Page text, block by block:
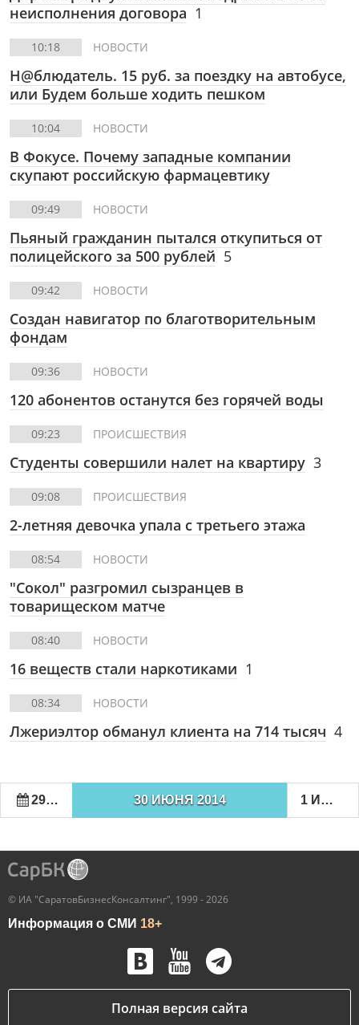
неисполнения договора 1
10:18 НОВОСТИ
Н@блюдатель. 15 руб. за поездку на автобусе,
или Будем больше ходить пешком
10:04 НОВОСТИ
В Фокусе. Почему западные компании
скупают российскую фармацевтику
09:49 НОВОСТИ
Пьяный гражданин пытался откупиться от
полицейского за 500 рублей 5
09:42 НОВОСТИ
Создан навигатор по благотворительным
фондам
09:36 НОВОСТИ
120 абонентов останутся без горячей воды
09:23 ПРОИСШЕСТВИЯ
Студенты совершили налет на квартиру 3
09:08 ПРОИСШЕСТВИЯ
2-летняя девочка упала с третьего этажа
08:54 НОВОСТИ
"Сокол" разгромил сызранцев в
товарищеском матче
08:40 НОВОСТИ
16 веществ стали наркотиками 1
08:34 НОВОСТИ
Лжериэлтор обманул клиента на 714 тысяч 4
29 ИЮНЯ 2014 30 ИЮНЯ 2014 1 ИЮЛЯ 2014
© ИА "СаратовБизнесКонсалтинг", 1999 - 2026
Информация о СМИ 18+
Полная версия сайта